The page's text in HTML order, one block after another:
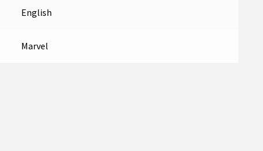
English
Marvel